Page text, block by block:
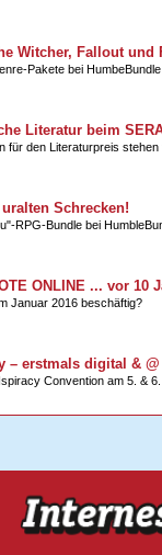
Witcher, Fallout und
Pakete bei HumbeBundle
Literatur beim
für den Literaturpreis stehen
Schrecken!
RPG-Bundle bei
ONLINE ... vor 10
Januar 2016 beschäftig?
– erstmals digital &
Convention am 5. &